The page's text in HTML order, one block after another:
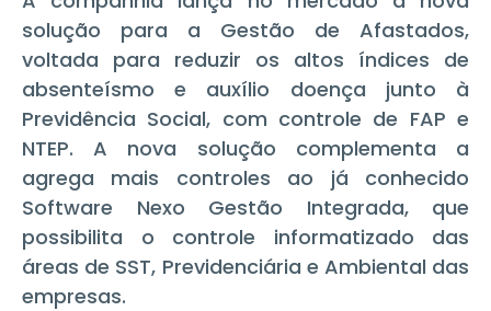
solução para a Gestão de Afastados,
voltada para reduzir os altos índices de
absenteísmo e auxílio doença junto à
Previdência Social, com controle de FAP e
NTEP. A nova solução complementa a
agrega mais controles ao já conhecido
Software Nexo Gestão Integrada, que
possibilita o controle informatizado das
áreas de SST, Previdenciária e Ambiental das
empresas.